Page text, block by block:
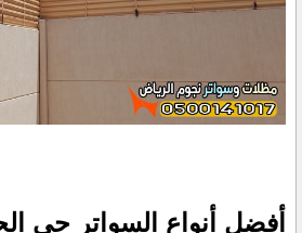
أفضل أنواع السواتر حي